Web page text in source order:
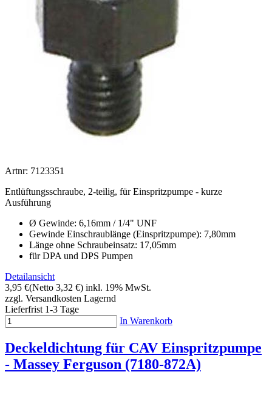
Artnr: 7123351
Entlüftungsschraube, 2-teilig, für Einspritzpumpe - kurze
Ausführung
Ø Gewinde: 6,16mm / 1/4" UNF
Gewinde Einschraublänge (Einspritzpumpe): 7,80mm
Länge ohne Schraubeinsatz: 17,05mm
für DPA und DPS Pumpen
Detailansicht
3,95 €(Netto 3,32 €) inkl. 19% MwSt.
zzgl. Versandkosten Lagernd
Lieferfrist 1-3 Tage
In Warenkorb
Deckeldichtung für CAV Einspritzpumpe
- Massey Ferguson (7180-872A)